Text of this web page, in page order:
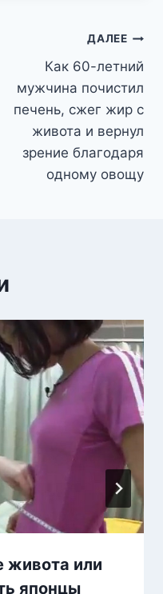
ДАЛЕЕ
Как 60-летний
мужчина почистил
печень, сжег жир с
живота и вернул
зрение благодаря
одному овощу
живота или
японцы